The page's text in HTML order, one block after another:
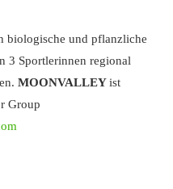
biologische und pflanzliche
3 Sportlerinnen regional
MOONVALLEYist
Group